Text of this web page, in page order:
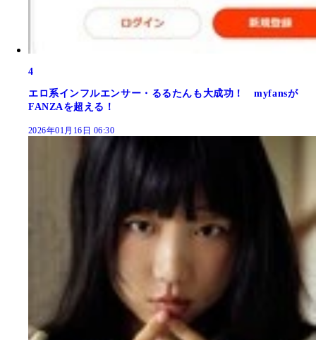
4
エロ系インフルエンサー・るるたんも大成功！ myfansが
FANZAを超える！
2026年01月16日 06:30